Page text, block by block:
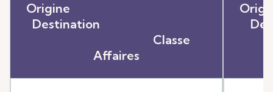
Origine
Destination
Classe
Affaires